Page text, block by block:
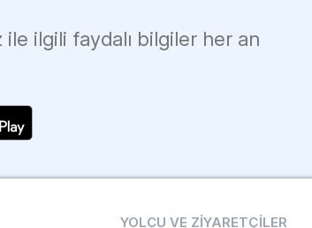
ile ilgili faydalı bilgiler her an
YOLCU VE ZIYARETÇILER